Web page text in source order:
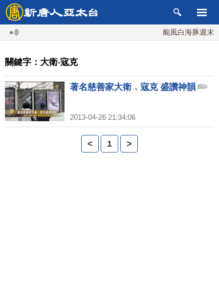
颱風白海豚週末
關鍵字：大衛‧寇克
著名慈善家大衛．寇克 盛讚神韻
2013-04-26 21:34:06
< 1 >